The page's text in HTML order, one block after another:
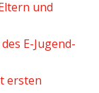
und
E-Jugend-
ersten